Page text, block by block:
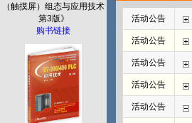
（触摸屏）组态与应用技术
第3版》
购书链接
活动公告
活动公告
活动公告
活动公告
活动公告